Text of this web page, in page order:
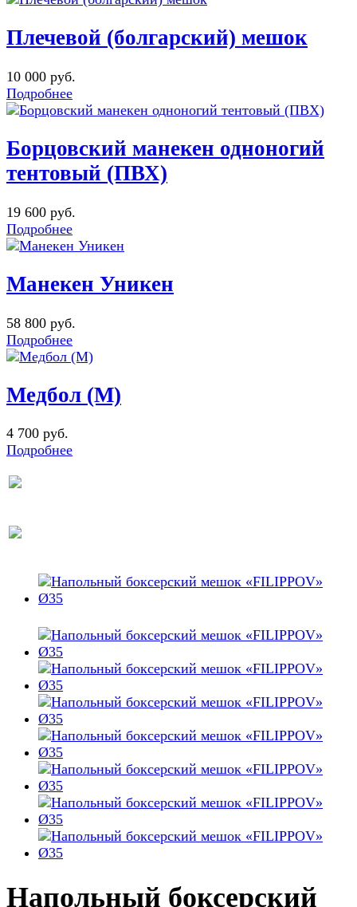
Плечевой (болгарский) мешок
10 000 руб.
Подробнее
Борцовский манекен одноногий
тентовый (ПВХ)
19 600 руб.
Подробнее
Манекен Уникен
58 800 руб.
Подробнее
Медбол (М)
4 700 руб.
Подробнее
Напольный боксерский